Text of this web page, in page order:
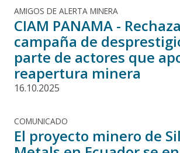
AMIGOS DE ALERTA MINERA
CIAM PANAMA -
campaña de
parte de actores que
reapertura minera
16.10.2025
COMUNICADO
El proyecto minero de